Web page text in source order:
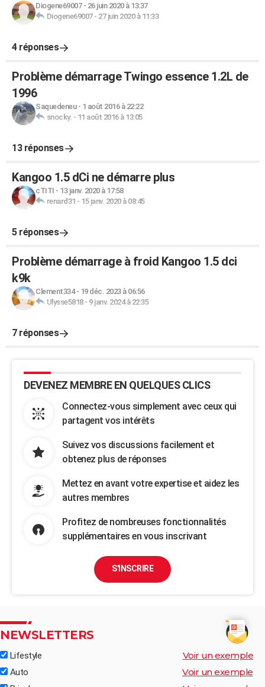
Diogene69007- 26 juin 2020 à 13:37
Diogene69007- 27 juin 2020 à 11:33
4 réponses
Problème démarrage Twingo essence 1.2L de
1996
Saquedeneu- 1 août 2016 à 22:22
snocky. - 11 août 2016 à 13:05
13 réponses
Kangoo 1.5 dCi ne démarre plus
cTITI - 13 janv. 2020 à 17:58
renard31 - 15 janv. 2020 à 08:45
5 réponses
Problème démarrage à froid Kangoo 1.5 dci
k9k
Clement334- 19 déc. 2023 à 06:56
Ulysse5818- 9 janv. 2024 à 22:35
7 réponses
DEVENEZ MEMBRE EN QUELQUES CLICS
Connectez-vous simplement avec ceux qui
partagent vos intérêts
Suivez vos discussions facilement et
obtenez plus de réponses
Mettez en avant votre expertise et aidez les
autres membres
Profitez de nombreuses fonctionnalités
supplémentaires en vous inscrivant
S'INSCRIRE
NEWSLETTERS
Lifestyle Voir un exemple
Auto Voir un exemple